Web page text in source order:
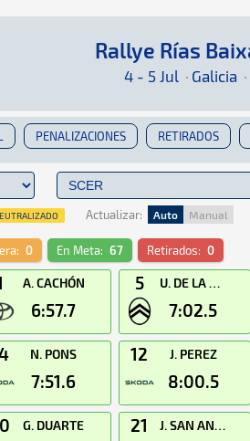
Rallye Rías
4 - 5 Jul · Galicia ·
Baixas 2025 · S-CER:
PENALIZACIONES RETIRADOS
Actualizar: Auto Manual
0 En Meta: 67 Retirados: 0
A. CACHÓN
6:57.7
5 U. DE LA DEHESA
7:02.5
N. PONS
7:51.6
12 J. PEREZ
8:00.5
G. DUARTE 21 J. SAN ANDRES